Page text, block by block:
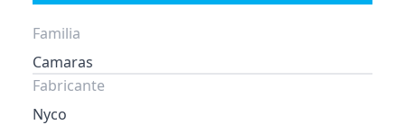
Familia
Camaras
Fabricante
Nyco